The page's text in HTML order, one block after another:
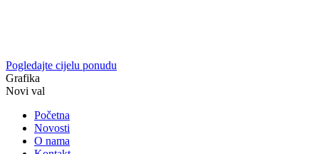
Pogledajte cijelu ponudu
Grafika
Novi val
Početna
Novosti
O nama